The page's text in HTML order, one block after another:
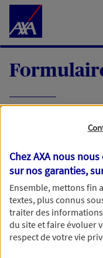
Accéder au Contenu
demande, nous
meilleurs délais
Votre message :
Chez AXA nous
sur nos garanties,
Ensemble, mettons fin
textes, plus connus
traiter des
du site et faire évoluer
respect de votre vie